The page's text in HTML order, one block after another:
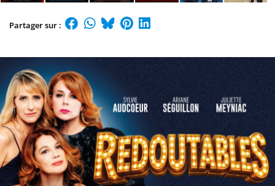
Partager sur :